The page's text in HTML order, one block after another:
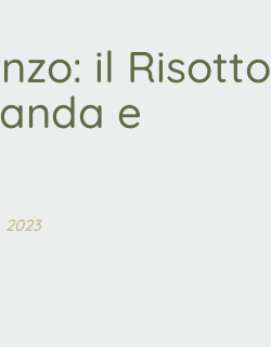
il Risotto
e
2023